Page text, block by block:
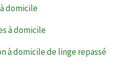
domicile
à domicile
à domicile de linge repassé